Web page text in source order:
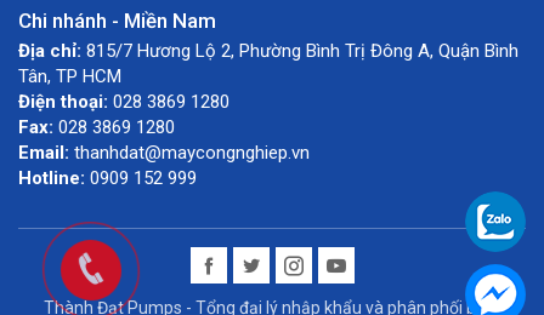
Chi nhánh - Miền Nam
Địa chỉ: 815/7 Hương Lộ 2, Phường Bình Trị Đông A, Quận Bình
Tân, TP HCM
Điện thoại: 028 3869 1280
Fax: 028 3869 1280
Email: thanhdat@maycongnghiep.vn
Hotline: 0909 152 999
Thành Đạt Pumps - Tổng đại lý nhập khẩu và phân phối bơm